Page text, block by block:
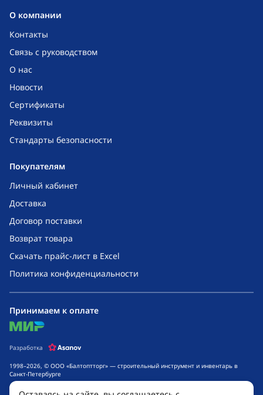
O компании
Контакты
Связь с руководством
О нас
Новости
Сертификаты
Реквизиты
Стандарты безопасности
Покупателям
Личный кабинет
Доставка
Договор поставки
Возврат товара
Скачать прайс-лист в Excel
Политика конфиденциальности
1998–2026, © ООО «Балтоптторг» — строительный инструмент и инвентарь в
Санкт-Петербурге
Обращаем ваше внимание на то, что данный интернет-сайт носит исключительно
Принимаем к оплате
mir
Разработка